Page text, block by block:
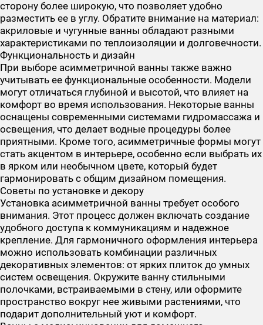
сторону более широкую, что позволяет удобно
разместить ее в углу. Обратите внимание на материал:
акриловые и чугунные ванны обладают разными
характеристиками по теплоизоляции и долговечности.
Функциональность и дизайн
При выборе асимметричной ванны также важно
учитывать ее функциональные особенности. Модели
могут отличаться глубиной и высотой, что влияет на
комфорт во время использования. Некоторые ванны
оснащены современными системами гидромассажа и
освещения, что делает водные процедуры более
приятными. Кроме того, асимметричные формы могут
стать акцентом в интерьере, особенно если выбрать их
в ярком или необычном цвете, который будет
гармонировать с общим дизайном помещения.
Советы по установке и декору
Установка асимметричной ванны требует особого
внимания. Этот процесс должен включать создание
удобного доступа к коммуникациям и надежное
крепление. Для гармоничного оформления интерьера
можно использовать комбинации различных
декоративных элементов: от ярких плиток до умных
систем освещения. Окружите ванну стильными
полочками, встраиваемыми в стену, или оформите
пространство вокруг нее живыми растениями, что
подарит дополнительный уют и комфорт.